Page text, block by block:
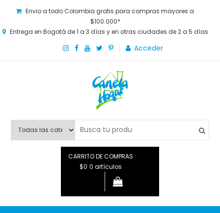
Envio a todo Colombia gratis para compras mayores a
$100.000*
Entrega en Bogotá de 1 a 3 días y en otras ciudades de 2 a 5 días
Acceder
Canela Hogar
novedosos productos para grandes y chicos, además de lo
que necesitas saber para disfrutar tu hogar.
CARRITO DE COMPRAS
$0 0 artículos